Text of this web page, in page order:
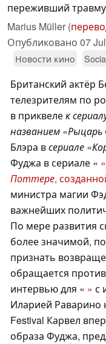
переживший
Marius Müller (
Опубликовано 07
Новости кино
Британский актёр
телезрителям по
в приквелек
названием
Блэра всериале
Фуджа в сериале «
Поттере,
министра магии
важнейших
По мере развития
более значимой,
признать
обращается
интервью для « » с
Иларией Раварино
Festival Карвел
образа Фуджа,